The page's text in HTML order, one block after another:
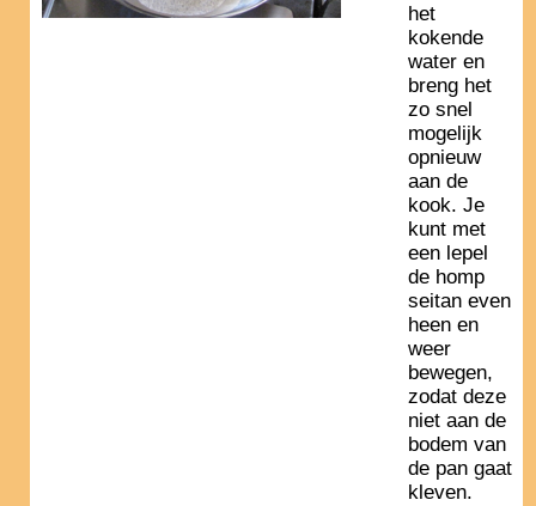
het
kokende
water en
breng het
zo snel
mogelijk
opnieuw
aan de
kook. Je
kunt met
een lepel
de homp
seitan even
heen en
weer
bewegen,
zodat deze
niet aan de
bodem van
de pan gaat
kleven.